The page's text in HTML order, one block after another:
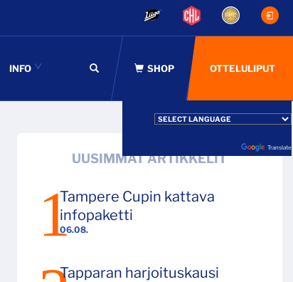
OTTELULIPUT
Translate
INFO
UUSIMMAT ARTIKKELIT
06.08.
Tampere Cupin kattava
infopaketti
Tapparan harjoituskausi